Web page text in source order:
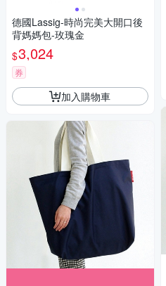
德國Lassig-時尚完美大開口後
背媽媽包-玫瑰金
$3,024
券
加入購物車